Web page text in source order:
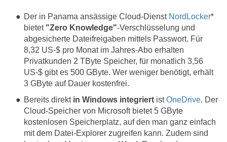
Der in Panama ansässige Cloud-Dienst NordLocker*
bietet "Zero Knowledge"-Verschlüsselung und
abgesicherte Dateifreigaben mittels Passwort. Für
8,32 US-$ pro Monat im Jahres-Abo erhalten
Privatkunden 2 TByte Speicher, für monatlich 3,56
US-$ gibt es 500 GByte. Wer weniger benötigt, erhält
3 GByte auf Dauer kostenfrei.
Bereits direkt in Windows integriert istOneDrive. Der
Cloud-Speicher von Microsoft bietet 5 GByte
kostenlosen Speicherplatz, auf den man ganz einfach
mit dem Datei-Explorer zugreifen kann. Zudem sind